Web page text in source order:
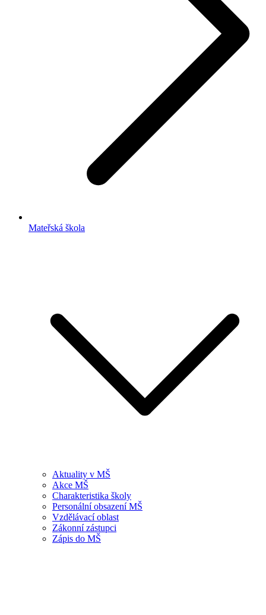
Mateřská škola
Aktuality v MŠ
Akce MŠ
Charakteristika školy
Personální obsazení MŠ
Vzdělávací oblast
Zákonní zástupci
Zápis do MŠ